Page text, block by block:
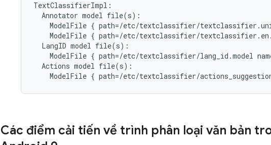
TextClassifierImpl:
  Annotator model file(s):
ModelFile { path=/etc/textclassifier/
ModelFile { path=/etc/textclassifier/
  LangID model file(s):
ModelFile { path=/etc/textclassifier/lang_id.model
  Actions model file(s):
ModelFile { path=/etc/textclassifier/
Các điểm cải tiến về trình phân loại văn bản